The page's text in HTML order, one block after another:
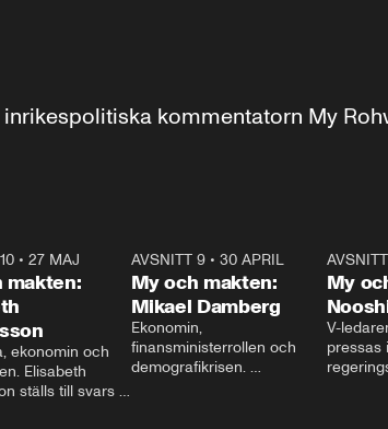
inrikespolitiska kommentatorn My
•27 MAJ
makten:
ekonomin och
Elisabeth
ställs till svars
AVSNITT 9• 30 APRIL
My och makten:
Mikael Damberg
Ekonomin,
finansministerrollen och
demografikrisen.
My
V-
pressas